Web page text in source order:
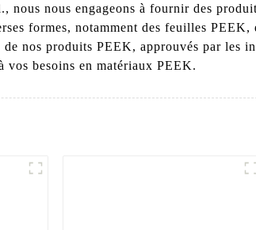
nous engageons à fournir des
formes, notamment des feuilles
nos produits PEEK, approuvés par les
besoins en matériaux PEEK.